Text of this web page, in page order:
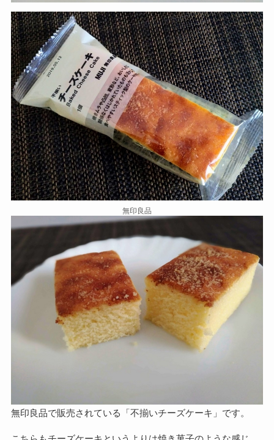
無印良品
無印良品で販売されている「不揃いチーズケーキ」です。